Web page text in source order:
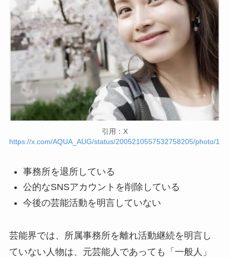
引用：X
https://x.com/AQUA_AUG/status/2005210557532758205/photo/1
事務所を退所している
公的なSNSアカウントを削除している
今後の芸能活動を明言していない
芸能界では、所属事務所を離れ活動継続を明言し
ていない人物は、元芸能人であっても「一般人」